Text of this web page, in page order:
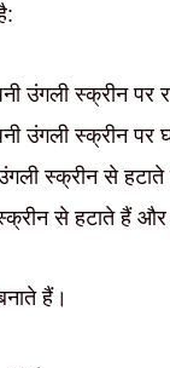
उंगली स्क्रीन पर
उंगली स्क्रीन पर
स्क्रीन से हटाते
से हटाते हैं और
हैं।